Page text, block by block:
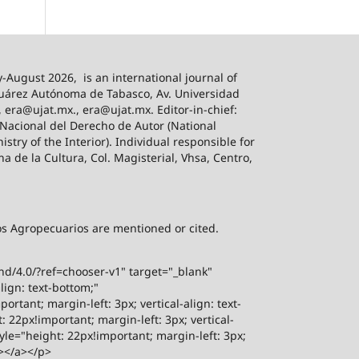
August 2026, is an international journal of
Autónoma de Tabasco, Av. Universidad
era@ujat.mx., era@ujat.mx. Editor-in-chief:
del Derecho de Autor (National
of the Interior). Individual responsible for
de la Cultura, Col. Magisterial, Vhsa, Centro,
Agropecuarios are mentioned or cited.
4.0/?ref=chooser-v1" target="_blank"
text-bottom;"
margin-left: 3px; vertical-align: text-
22px!important; margin-left: 3px; vertical-
22px!important; margin-left: 3px;
a></p>